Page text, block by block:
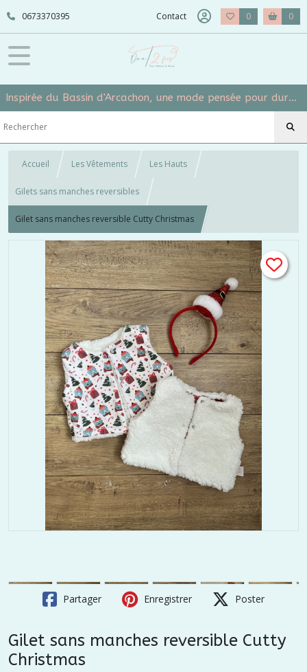
0673370395 Contact 0 0
Inspirée du Bassin d'Arcachon, une mode pensée pour durer et grandir avec vos mômes
Accueil Les Vêtements Les Hauts
Gilets sans manches reversibles
Gilet sans manches reversible Cutty Christmas
Partager Enregistrer Poster
Gilet sans manches reversible Cutty
Christmas